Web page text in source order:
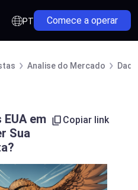
PT Comece a operar
Analise do Mercado
em
Sua
Copiar link